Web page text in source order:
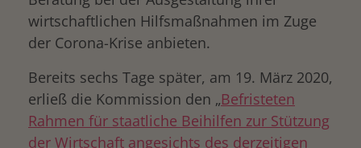
wirtschaftlichen Hilfsmaßnahmen im Zuge
der Corona-Krise anbieten.
Bereits sechs Tage später, am 19. März 2020,
erließ die Kommission den „Befristeten
Rahmen für staatliche Beihilfen zur Stützung
der Wirtschaft angesichts des derzeitigen